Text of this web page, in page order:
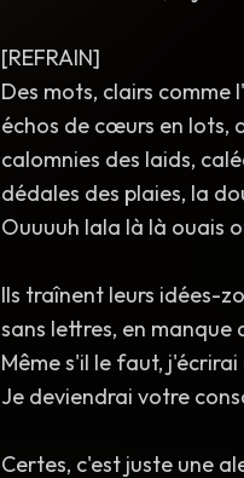
[REFRAIN]
Des mots, clairs comme
échos de cœurs en lots,
calomnies des laids,
dédales des plaies, la
Ouuuuh lala là là ouais
Ils traînent leurs idées-
sans lettres, en manque
Même s'il le faut,
Je deviendrai votre
Certes, c'est juste une